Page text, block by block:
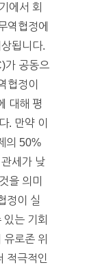
에서 회
역협정에
됩니다.
가 공동으
협정이
대해 평
. 만약 이
의 50%
세가 낮
을 의미
정이 실
는 기회
로존 위
적극적인